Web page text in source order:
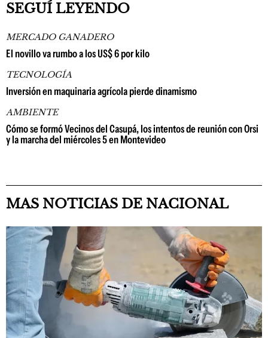
SEGUÍ LEYENDO
MERCADO GANADERO
El novillo va rumbo a los US$ 6 por kilo
TECNOLOGÍA
Inversión en maquinaria agrícola pierde dinamismo
AMBIENTE
Cómo se formó Vecinos del Casupá, los intentos de reunión con Orsi
y la marcha del miércoles 5 en Montevideo
MAS NOTICIAS DE NACIONAL